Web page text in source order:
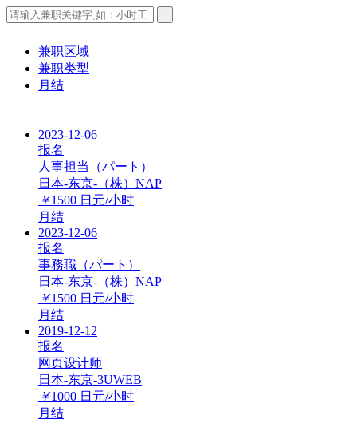
兼职区域
兼职类型
月结
2023-12-06
报名
人事担当（パート）
日本-东京-（株）NAP
￥1500 日元/小时
月结
2023-12-06
报名
事務職（パート）
日本-东京-（株）NAP
￥1500 日元/小时
月结
2019-12-12
报名
网页设计师
日本-东京-3UWEB
￥1000 日元/小时
月结